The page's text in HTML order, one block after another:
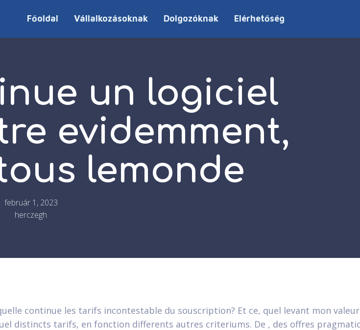
Főoldal Vállalkozásoknak Dolgozóknak Elérhetőség
un logiciel
evidemment,
lemonde
február 1, 2023
herczegh
continue les tarifs incontestable du souscription? Et ce, quel levant mon valeur
distincts tarifs, en fonction differents autres criteriums. De , des offres